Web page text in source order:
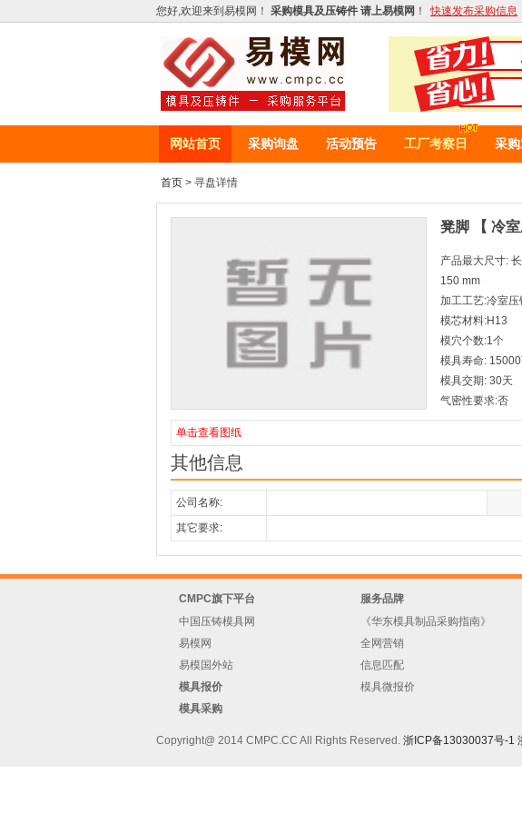
您好,欢迎来到易模网！ 采购模具及压铸件 请上易模网 ！ 快速发布采购信息
网站首页 采购询盘 活动预告 工厂考察日 采
首页 > 寻盘详情
凳脚 【 冷室
产品最大尺寸:
150 mm
加工工艺:冷室压
模芯材料:H13
模穴个数:1个
模具寿命:
模具交期: 30天
气密性要求:否
单击查看图纸
其他信息
公司名称:
其它要求:
CMPC旗下平台
中国压铸模具网
易模网
易模国外站
模具报价
模具采购
服务品牌
《华东模具制品采购指南》
全网营销
信息匹配
模具微报价
Copyright@ 2014 CMPC.CC All Rights Reserved. 浙ICP备13030037号-1